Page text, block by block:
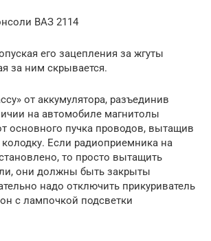
ВАЗ 2114
его зацепления за жгуты
за ним скрывается.
от аккумулятора, разъединив
на автомобиле магнитолы
основного пучка проводов, вытащив
Если радиоприемника на
то просто вытащить
они должны быть закрыты
надо отключить прикуриватель
с лампочкой подсветки